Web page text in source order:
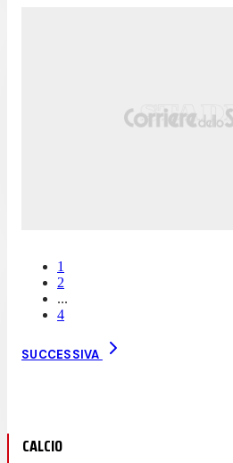
1
2
...
4
SUCCESSIVA
CALCIO